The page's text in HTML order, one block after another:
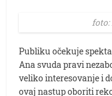
Publiku očekuje
Ana svuda pravi
veliko interesovanje i
ovaj nastup oboriti